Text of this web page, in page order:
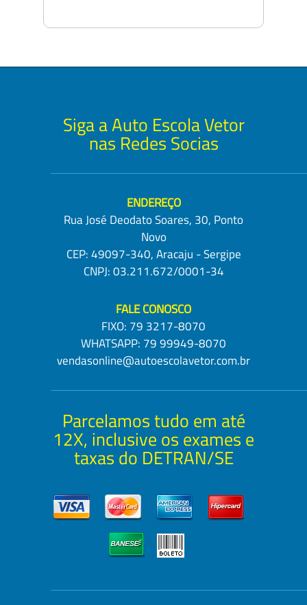
Siga a Auto Escola Vetor
nas Redes Socias
ENDEREÇO
Rua José Deodato Soares, 30, Ponto
Novo
CEP: 49097-340, Aracaju - Sergipe
CNPJ: 03.211.672/0001-34
FALE CONOSCO
FIXO: 79 3217-8070
WHATSAPP: 79 99949-8070
vendasonline@autoescolavetor.com.br
Parcelamos tudo em até
12X, inclusive os exames e
taxas do DETRAN/SE